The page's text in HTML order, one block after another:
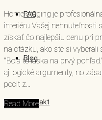
FAQ
Blog
Kontakt
Home staging je
interiéru Vašej nehnuteľnosti
získať čo najlepšiu cenu pri
na otázku, ako ste si vyberali
"Bola to láska na prvý
aj logické argumenty, no
pocit z...
Read More